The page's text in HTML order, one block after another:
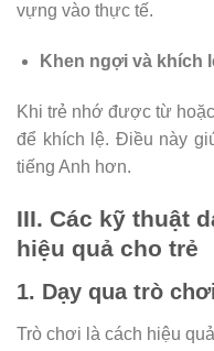
vựng vào thực tế.
Khen ngợi và khích
Khi trẻ nhớ được từ
để khích lệ. Điều này
tiếng Anh hơn.
III. Các kỹ thuật
hiệu quả cho trẻ
1. Dạy qua trò
Trò chơi là cách hiệu